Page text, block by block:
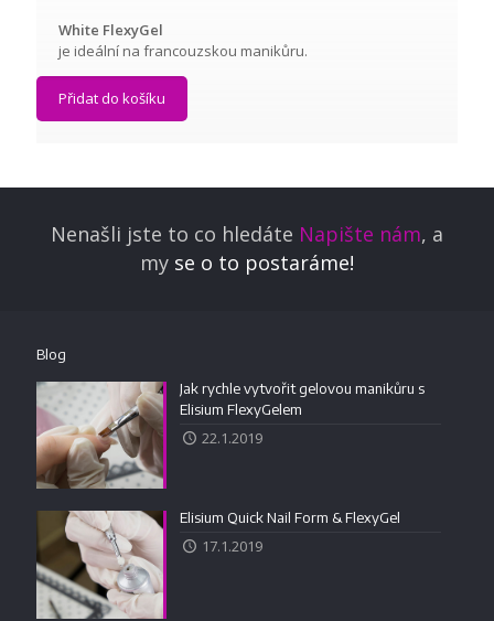
White FlexyGel
je ideální na francouzskou manikůru.
Přidat do košíku
Nenašli jste to co hledáte Napište nám, a
my se o to postaráme!
Blog
Jak rychle vytvořit gelovou manikůru s
Elisium FlexyGelem
22.1.2019
Elisium Quick Nail Form & FlexyGel
17.1.2019